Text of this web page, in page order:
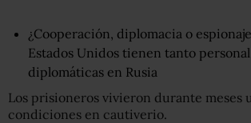
¿Cooperación, diplomacia o
Estados Unidos tienen tanto
diplomáticas en Rusia
Los prisioneros vivieron durante meses
condiciones en cautiverio.